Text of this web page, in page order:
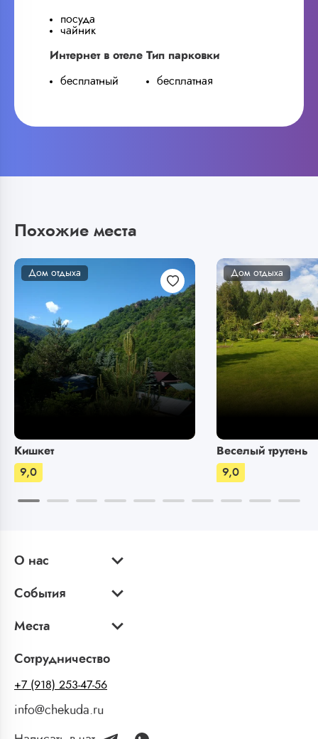
посуда
чайник
Интернет в отеле
бесплатный
Тип парковки
бесплатная
Похожие места
Дом отдыха
Кишкет
9,0
Дом отдыха
Веселый трутень
9,0
О нас
События
Места
Сотрудничество
+7 (918) 253-47-56
info@chekuda.ru